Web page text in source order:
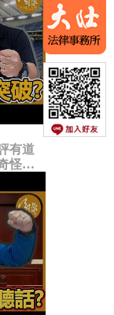
有道
怪？